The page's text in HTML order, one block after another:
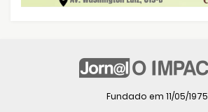
Fundado em 11/05/1975